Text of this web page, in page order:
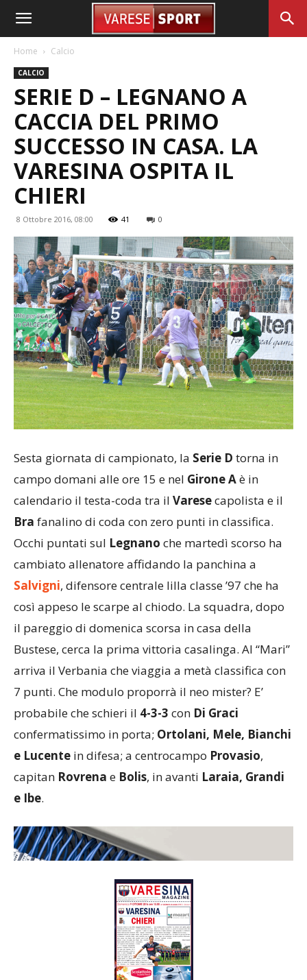
Home Calcio
CALCIO
SERIE D – LEGNANO A
CACCIA DEL PRIMO
SUCCESSO IN CASA. LA
VARESINA OSPITA IL
CHIERI
8 Ottobre 2016, 08:00 41 0
Sesta giornata di campionato, la Serie D torna in
campo domani alle ore 15 e nel Girone Aè in
calendario il testa-coda tra il Varesecapolista e il
Bra fanalino di coda con zero punti in classifica.
Occhi puntati sul Legnano che martedì scorso ha
cambiato allenatore affidando la panchina a
Salvigni, difensore centrale lilla classe ’97 che ha
così appeso le scarpe al chiodo. La squadra, dopo
il pareggio di domenica scorsa in casa della
Bustese, cerca la prima vittoria casalinga. Al “Mari”
arriva il Verbania che viaggia a metà classifica con
7 punti. Che modulo proporrà il neo mister? E’
probabile che schieri il 4-3-3 con Di Graci
confermatissimo in porta; Ortolani, Mele, Bianchi
e Lucente in difesa; a centrocampo Provasio,
capitan Rovrena e Bolis, in avanti Laraia, Grandi
e Ibe.